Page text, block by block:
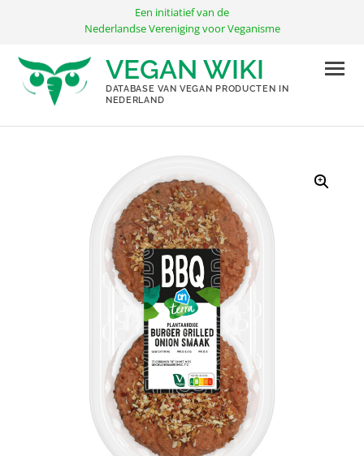
inhoud
Een initiatief van de
Nederlandse Vereniging voor Veganisme
VEGAN WIKI
DATABASE VAN VEGAN PRODUCTEN IN
NEDERLAND